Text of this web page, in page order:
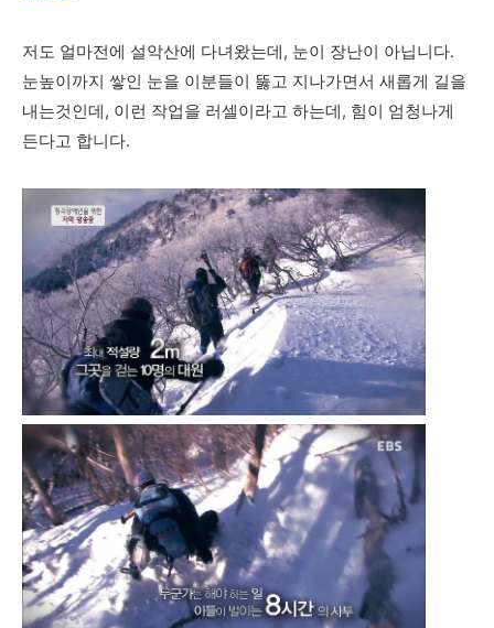
저도 얼마전에 설악산에 다녀왔는데, 눈이 장난이 아닙니다.
눈높이까지 쌓인 눈을 이분들이 뚫고 지나가면서 새롭게 길을
내는것인데, 이런 작업을 러셀이라고 하는데, 힘이 엄청나게
든다고 합니다.